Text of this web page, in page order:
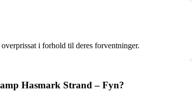
i forhold til deres forventninger.
Hasmark Strand – Fyn?